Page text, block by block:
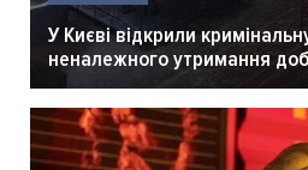
У Києві відкрили
неналежного утримання
розпліднику